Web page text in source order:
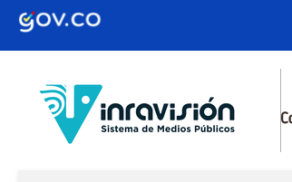
Pasar al contenido principal